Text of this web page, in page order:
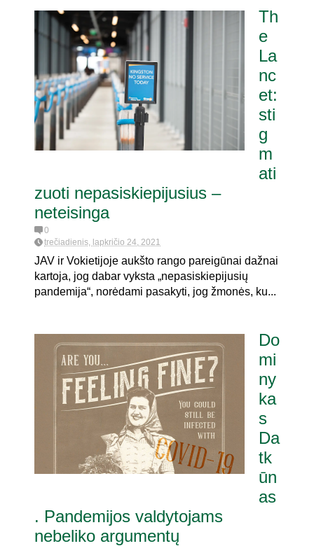
Th
e
La
nc
et:
sti
g
m
ati
zuoti nepasiskiepijusius –
neteisinga
0
trečiadienis, lapkričio 24, 2021
JAV ir Vokietijoje aukšto rango pareigūnai dažnai
kartoja, jog dabar vyksta „nepasiskiepijusių
pandemija“, norėdami pasakyti, jog žmonės, ku...
Do
mi
ny
ka
s
Da
tk
ūn
as
. Pandemijos valdytojams
nebeliko argumentų